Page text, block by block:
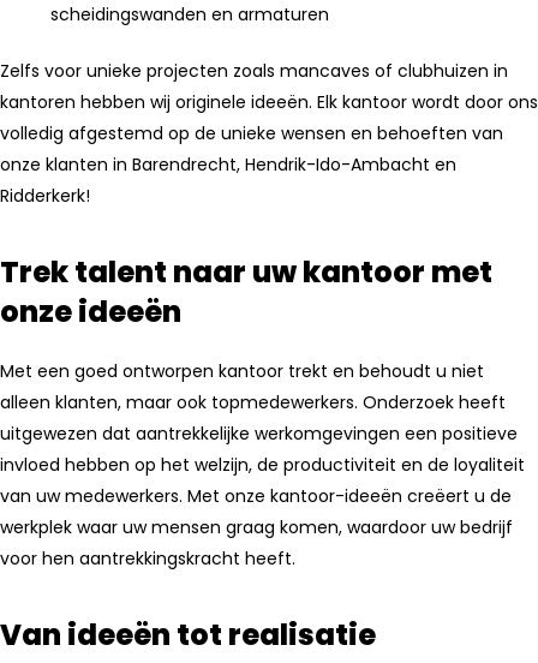
scheidingswanden en armaturen
Zelfs voor unieke projecten zoals mancaves of clubhuizen in
kantoren hebben wij originele ideeën. Elk kantoor wordt door ons
volledig afgestemd op de unieke wensen en behoeften van
onze klanten in Barendrecht, Hendrik-Ido-Ambacht en
Ridderkerk!
Trek talent naar uw kantoor met
onze ideeën
Met een goed ontworpen kantoor trekt en behoudt u niet
alleen klanten, maar ook topmedewerkers. Onderzoek heeft
uitgewezen dat aantrekkelijke werkomgevingen een positieve
invloed hebben op het welzijn, de productiviteit en de loyaliteit
van uw medewerkers. Met onze kantoor-ideeën creëert u de
werkplek waar uw mensen graag komen, waardoor uw bedrijf
voor hen aantrekkingskracht heeft.
Van ideeën tot realisatie